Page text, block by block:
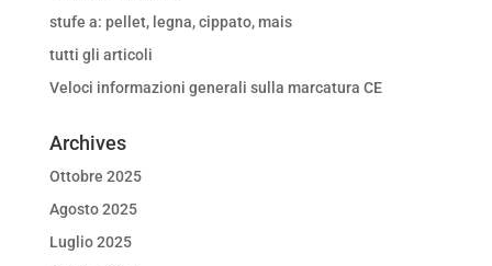
stufe a: pellet, legna, cippato, mais
tutti gli articoli
Veloci informazioni generali sulla marcatura CE
Archives
Ottobre 2025
Agosto 2025
Luglio 2025